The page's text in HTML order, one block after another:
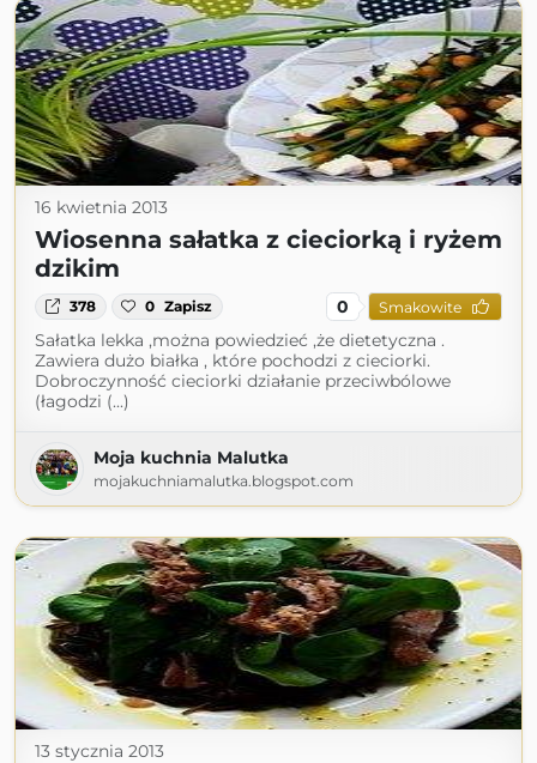
16 kwietnia 2013
Wiosenna sałatka z cieciorką i ryżem
dzikim
378 0 Zapisz 0 Smakowite
Sałatka lekka ,można powiedzieć ,że dietetyczna .
Zawiera dużo białka , które pochodzi z cieciorki.
Dobroczynność cieciorki działanie przeciwbólowe
(łagodzi (...)
Moja kuchnia Malutka
mojakuchniamalutka.blogspot.com
13 stycznia 2013